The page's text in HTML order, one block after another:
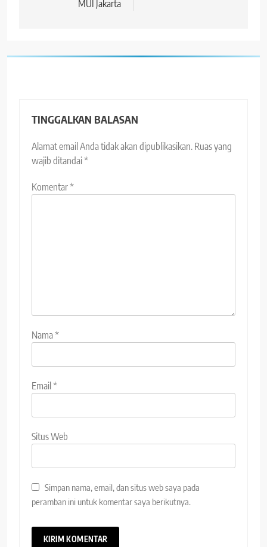
MUI Jakarta
TINGGALKAN BALASAN
Alamat email Anda tidak akan dipublikasikan. Ruas yang
wajib ditandai*
Komentar*
Nama*
Email *
Situs Web
Simpan nama, email, dan situs web saya pada
peramban ini untuk komentar saya berikutnya.